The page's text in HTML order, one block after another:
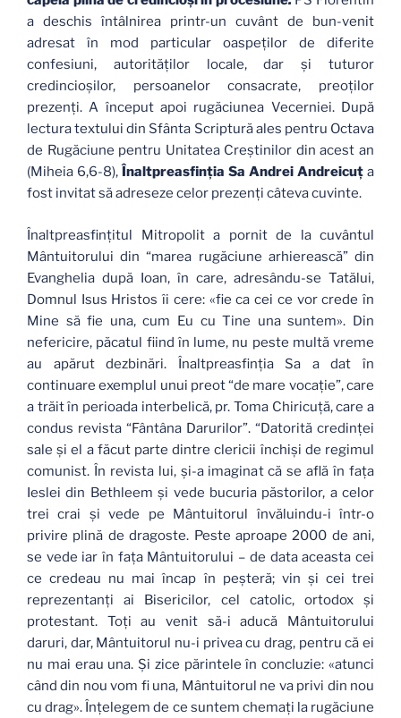
a deschis întâlnirea printr-un cuvânt de bun-venit
adresat în mod particular oaspeţilor de diferite
confesiuni, autorităţilor locale, dar şi tuturor
credincioşilor, persoanelor consacrate, preoţilor
prezenţi. A început apoi rugăciunea Vecerniei. După
lectura textului din Sfânta Scriptură ales pentru Octava
de Rugăciune pentru Unitatea Creştinilor din acest an
(Miheia 6,6-8), Înaltpreasfinţia Sa Andrei Andreicuţ a
fost invitat să adreseze celor prezenţi câteva cuvinte.
Înaltpreasfinţitul Mitropolit a pornit de la cuvântul
Mântuitorului din “marea rugăciune arhierească” din
Evanghelia după Ioan, în care, adresându-se Tatălui,
Domnul Isus Hristos îi cere: «fie ca cei ce vor crede în
Mine să fie una, cum Eu cu Tine una suntem». Din
nefericire, păcatul fiind în lume, nu peste multă vreme
au apărut dezbinări. Înaltpreasfinţia Sa a dat în
continuare exemplul unui preot “de mare vocaţie”, care
a trăit în perioada interbelică, pr. Toma Chiricuţă, care a
condus revista “Fântâna Darurilor”. “Datorită credinţei
sale şi el a făcut parte dintre clericii închişi de regimul
comunist. În revista lui, şi-a imaginat că se află în faţa
Ieslei din Bethleem şi vede bucuria păstorilor, a celor
trei crai şi vede pe Mântuitorul învăluindu-i într-o
privire plină de dragoste. Peste aproape 2000 de ani,
se vede iar în faţa Mântuitorului – de data aceasta cei
ce credeau nu mai încap în peşteră; vin şi cei trei
reprezentanţi ai Bisericilor, cel catolic, ortodox şi
protestant. Toţi au venit să-i aducă Mântuitorului
daruri, dar, Mântuitorul nu-i privea cu drag, pentru că ei
nu mai erau una. Şi zice părintele în concluzie: «atunci
când din nou vom fi una, Mântuitorul ne va privi din nou
cu drag». Înţelegem de ce suntem chemaţi la rugăciune